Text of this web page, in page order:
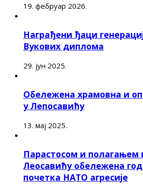
19. фебруар 2026.
Награђени ђаци
Вукових диплома
29. јун 2025.
Обележена храмовна и
у Лепосавићу
13. мај 2025.
Парастосом и полагањем
Леосавићу обележена
почетка НАТО агресије